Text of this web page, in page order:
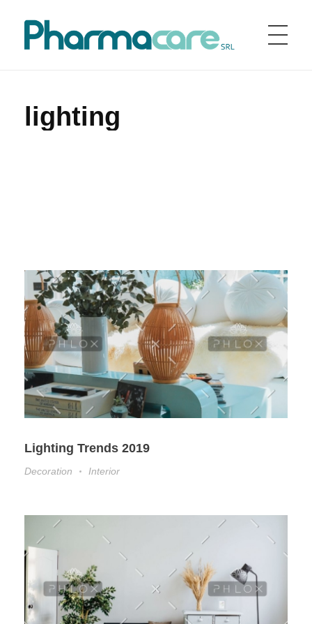
Home Portfolio lighting
lighting
Lighting Trends 2019
Decoration Interior